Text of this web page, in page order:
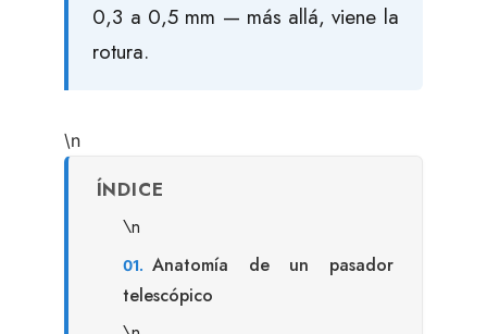
0,3 a 0,5 mm — más allá, viene la
rotura.
\n
ÍNDICE
\n
Anatomía de un pasador
telescópico